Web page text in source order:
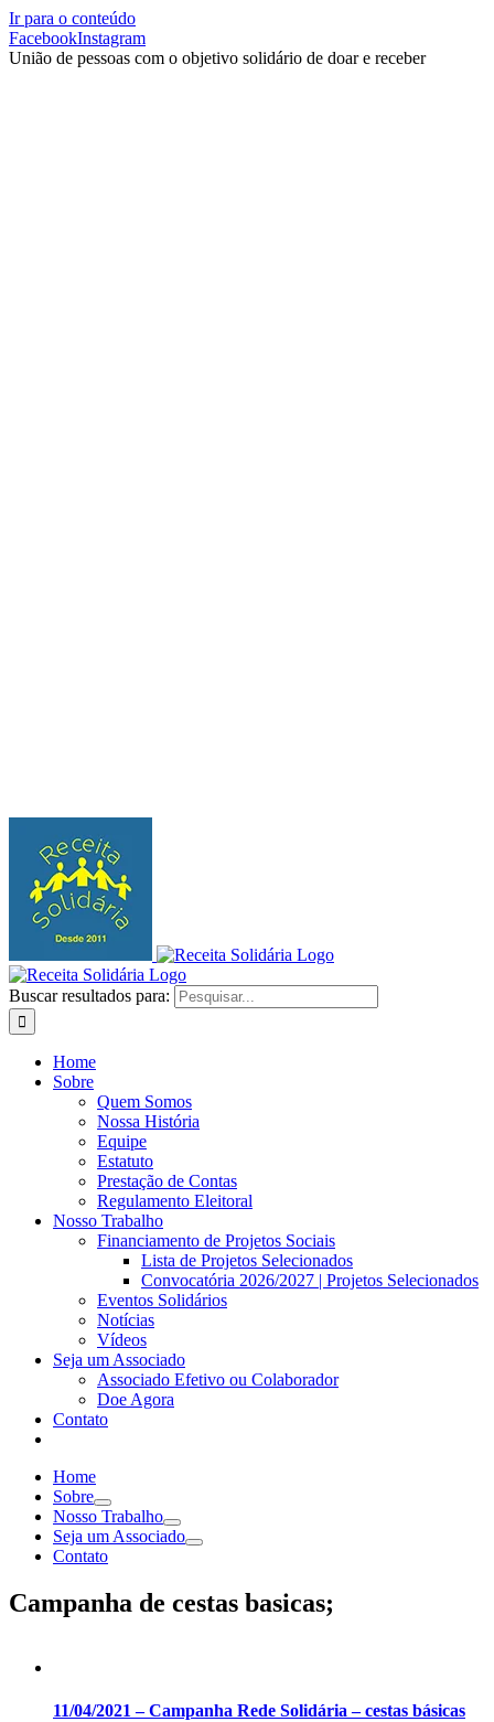
Ir para o conteúdo
FacebookInstagram
União de pessoas com o objetivo solidário de doar e receber
Buscar resultados para:
Home
Sobre
Quem Somos
Nossa História
Equipe
Estatuto
Prestação de Contas
Regulamento Eleitoral
Nosso Trabalho
Financiamento de Projetos Sociais
Lista de Projetos Selecionados
Convocatória 2026/2027 | Projetos Selecionados
Eventos Solidários
Notícias
Vídeos
Seja um Associado
Associado Efetivo ou Colaborador
Doe Agora
Contato
Home
Sobre
Nosso Trabalho
Seja um Associado
Contato
Campanha de cestas basicas;
11/04/2021 – Campanha Rede Solidária – cestas básicas